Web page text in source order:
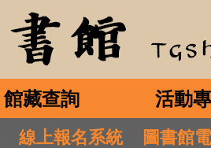
館藏查詢 活動
線上報名系統 圖書館